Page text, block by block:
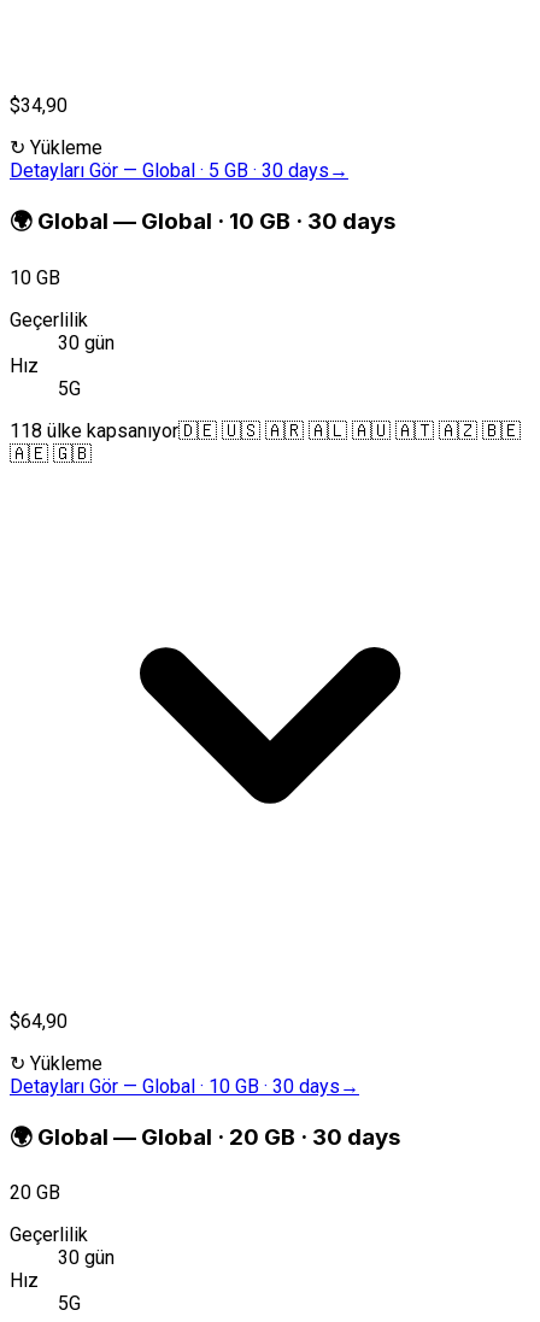
$34,90
↻ Yükleme
Detayları Gör — Global · 5 GB · 30 days →
🌍 Global — Global · 10 GB · 30 days
10 GB
Geçerlilik
30 gün
Hız
5G
118 ülke kapsanıyor🇩🇪 🇺🇸 🇦🇷 🇦🇱 🇦🇺 🇦🇹 🇦🇿 🇧🇪
🇦🇪 🇬🇧
$64,90
↻ Yükleme
Detayları Gör — Global · 10 GB · 30 days →
🌍 Global — Global · 20 GB · 30 days
20 GB
Geçerlilik
30 gün
Hız
5G